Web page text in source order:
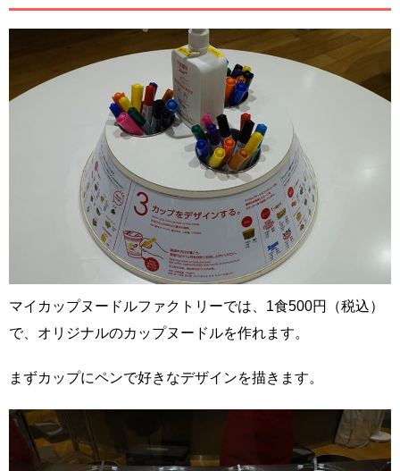
マイカップヌードルファクトリーでは、1食500円（税込）
で、オリジナルのカップヌードルを作れます。
まずカップにペンで好きなデザインを描きます。